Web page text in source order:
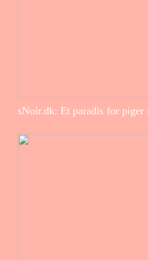
sNoir.dk: Et paradis for piger